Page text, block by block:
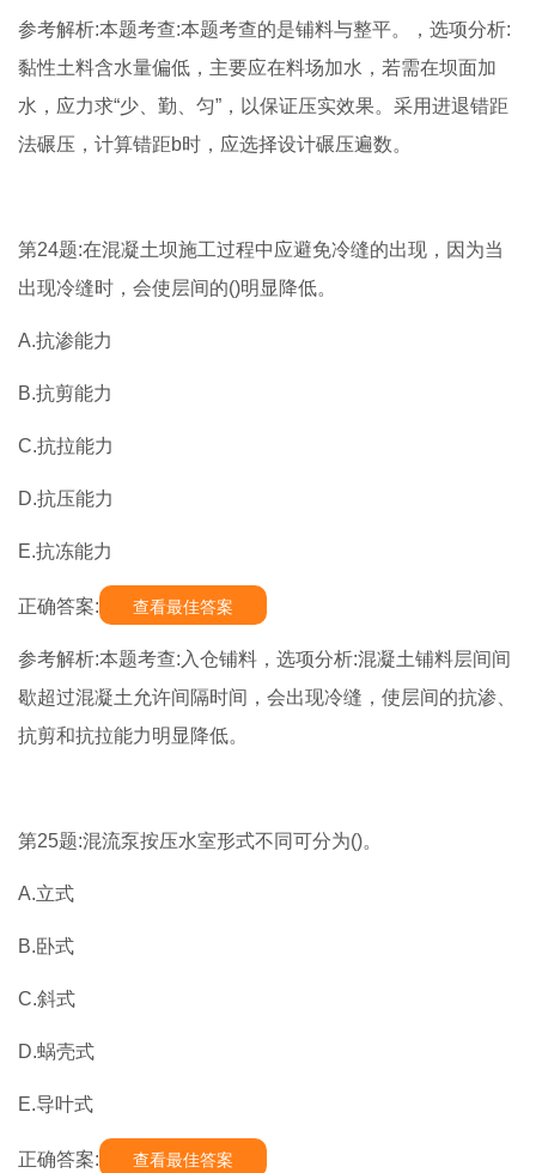
参考解析:本题考查:本题考查的是铺料与整平。，选项分析:
黏性土料含水量偏低，主要应在料场加水，若需在坝面加
水，应力求“少、勤、匀”，以保证压实效果。采用进退错距
法碾压，计算错距b时，应选择设计碾压遍数。
第24题:在混凝土坝施工过程中应避免冷缝的出现，因为当
出现冷缝时，会使层间的()明显降低。
A.抗渗能力
B.抗剪能力
C.抗拉能力
D.抗压能力
E.抗冻能力
正确答案: 查看最佳答案
参考解析:本题考查:入仓铺料，选项分析:混凝土铺料层间间
歇超过混凝土允许间隔时间，会出现冷缝，使层间的抗渗、
抗剪和抗拉能力明显降低。
第25题:混流泵按压水室形式不同可分为()。
A.立式
B.卧式
C.斜式
D.蜗壳式
E.导叶式
正确答案: 查看最佳答案